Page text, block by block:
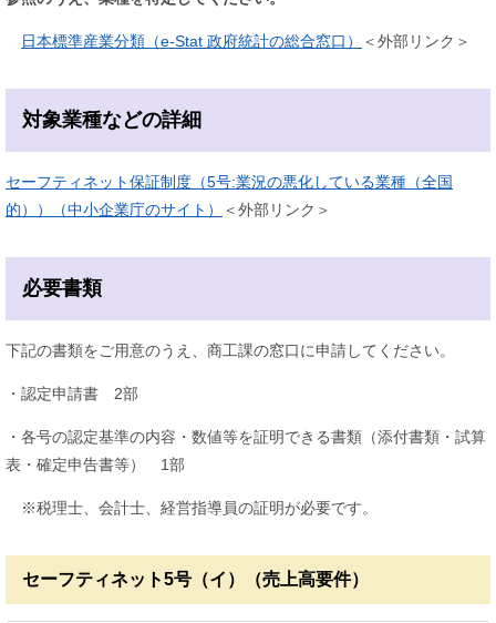
日本標準産業分類（e-Stat 政府統計の総合窓口） ＜外部リンク＞
対象業種などの詳細
セーフティネット保証制度（5号:業況の悪化している業種（全国
的））（中小企業庁のサイト）
＜外部リンク＞
必要書類
下記の書類をご用意のうえ、商工課の窓口に申請してください。
・認定申請書 2部
・各号の認定基準の内容・数値等を証明できる書類（添付書類・試算
表・確定申告書等） 1部
※税理士、会計士、経営指導員の証明が必要です。
セーフティネット5号（イ）（売上高要件）